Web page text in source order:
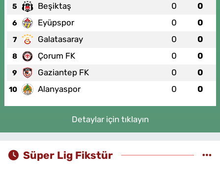
5 Beşiktaş 0 0
6 Eyüpspor 0 0
7 Galatasaray 0 0
8 Çorum FK 0 0
9 Gaziantep FK 0 0
10 Alanyaspor 0 0
Detaylar için tıklayın
Süper Lig Fikstür